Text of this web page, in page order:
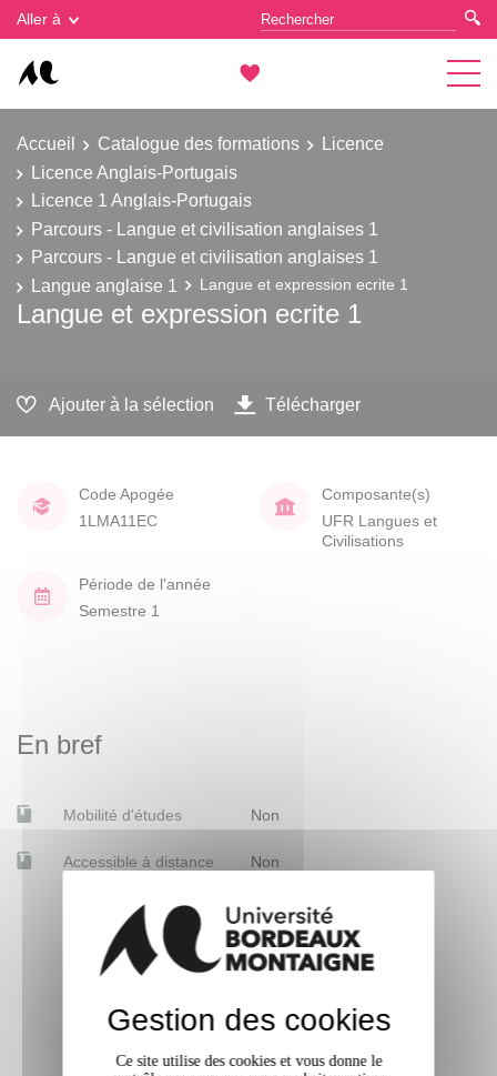
Aller à
Accueil Catalogue des formations
Licence
Licence Anglais-Portugais
Licence 1 Anglais-Portugais
Parcours - Langue et civilisation anglaises 1
Parcours - Langue et civilisation anglaises 1
Langue anglaise 1
Langue et expression ecrite 1
Langue et expression ecrite 1
Ajouter à la sélection Télécharger
Code Apogée
1LMA11EC
Composante(s)
UFR Langues et
Civilisations
Période de l'année
Semestre 1
En bref
Mobilité d'études Non
Accessible à distance Non
Gestion des cookies
Gestion des cookies
Ce site utilise des cookies et vous donne le